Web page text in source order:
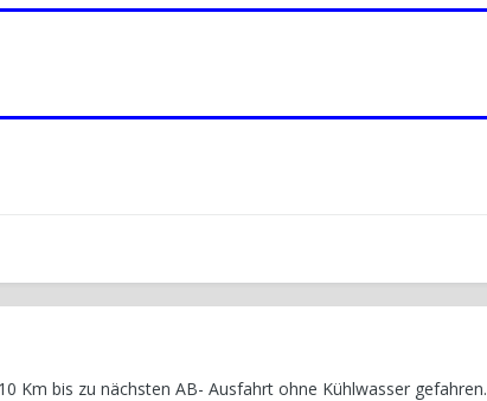
Km bis zu nächsten AB- Ausfahrt ohne Kühlwasser gefahren.